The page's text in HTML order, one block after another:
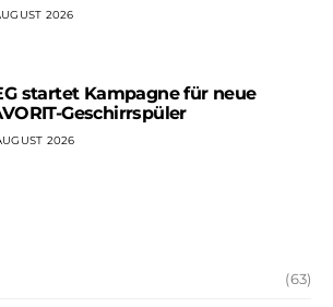
2026
startet Kampagne für neue
Geschirrspüler
2026
(63)